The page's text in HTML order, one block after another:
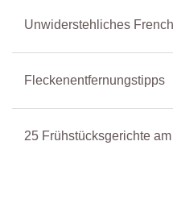
Unwiderstehliches
Fleckenentfernungstipps
25 Frühstücksgerichte